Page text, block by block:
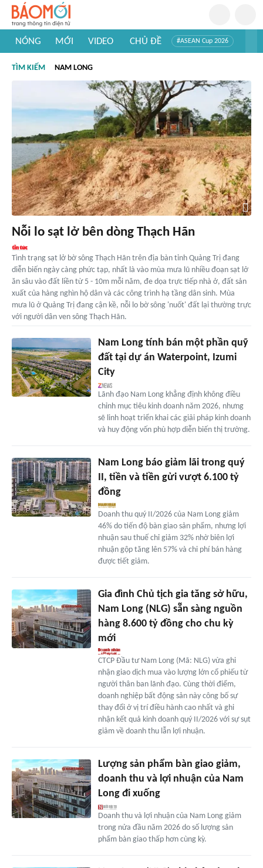
NÓNG MỚI VIDEO CHỦ ĐỀ #ASEAN Cup 2026
#Khám phá thế giới
TÌM KIẾM NAM LONG
Nỗi lo sạt lở bên dòng Thạch Hãn
Tình trạng sạt lở bờ sông Thạch Hãn trên địa bàn tỉnh Quảng Trị đang
diễn biến ngày càng phức tạp, nhất là vào mùa mưa lũ nhiều đoạn sạt lở
ăn sâu vào đất liền từ 5 - 10m mỗi năm, đe dọa trực tiếp nhà ở, đất sản
xuất của hàng nghìn hộ dân và các công trình hạ tầng dân sinh. Mùa
mưa lũ ở Quảng Trị đang cận kề, nỗi lo bờ sông 'nuốt' đất lại thường trực
với người dân ven sông Thạch Hãn.
Nam Long tính bán một phần quỹ
đất tại dự án Waterpoint, Izumi
City
Lãnh đạo Nam Long khẳng định không điều
chỉnh mục tiêu kinh doanh năm 2026, nhưng
sẽ linh hoạt triển khai các giải pháp kinh doanh
và huy động vốn phù hợp diễn biến thị trường.
Nam Long báo giảm lãi trong quý
II, tiền và tiền gửi vượt 6.100 tỷ
đồng
Doanh thu quý II/2026 của Nam Long giảm
46% do tiến độ bàn giao sản phẩm, nhưng lợi
nhuận sau thuế chỉ giảm 32% nhờ biên lợi
nhuận gộp tăng lên 57% và chi phí bán hàng
được tiết giảm.
Gia đình Chủ tịch gia tăng sở hữu,
Nam Long (NLG) sẵn sàng nguồn
hàng 8.600 tỷ đồng cho chu kỳ
mới
CTCP Đầu tư Nam Long (Mã: NLG) vừa ghi
nhận giao dịch mua vào lượng lớn cổ phiếu từ
người thân ban lãnh đạo. Cùng thời điểm,
doanh nghiệp bất động sản này công bố sự
thay đổi ở vị trí điều hành cao nhất và ghi
nhận kết quả kinh doanh quý II/2026 với sự sụt
giảm về doanh thu lẫn lợi nhuận.
Lượng sản phẩm bàn giao giảm,
doanh thu và lợi nhuận của Nam
Long đi xuống
Doanh thu và lợi nhuận của Nam Long giảm
trong nửa đầu năm 2026 do số lượng sản
phẩm bàn giao thấp hơn cùng kỳ.